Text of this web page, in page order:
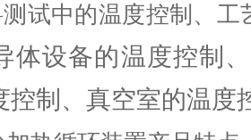
试中的温度控制、工
体设备的温度控制
控制、真空室的温度